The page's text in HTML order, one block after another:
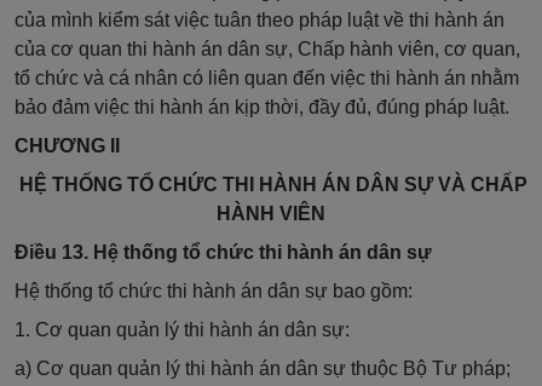
của mình kiểm sát việc tuân theo pháp luật về thi hành án
của cơ quan thi hành án dân sự, Chấp hành viên, cơ quan,
tổ chức và cá nhân có liên quan đến việc thi hành án nhằm
bảo đảm việc thi hành án kịp thời, đầy đủ, đúng pháp luật.
CHƯƠNG II
HỆ THỐNG TỔ CHỨC THI HÀNH ÁN DÂN SỰ VÀ CHẤP
HÀNH VIÊN
Điều 13. Hệ thống tổ chức thi hành án dân sự
Hệ thống tổ chức thi hành án dân sự bao gồm:
1. Cơ quan quản lý thi hành án dân sự:
a) Cơ quan quản lý thi hành án dân sự thuộc Bộ Tư pháp;